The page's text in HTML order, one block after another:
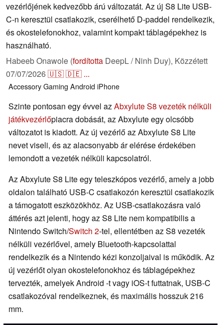
vezérlőjének kedvezőbb árú változatát. Az új S8 Lite USB-
C-n keresztül csatlakozik, cserélhető D-paddel rendelkezik,
és okostelefonokhoz, valamint kompakt táblagépekhez is
használható.
Habeeb Onawole (fordította DeepL / Ninh Duy), Közzétett
07/07/2026🇺🇸🇩🇪 ...
AccessoryGaming AndroidiPhone
Szinte pontosan egy évvel azAbxylute S8 vezeték nélküli
játékvezérlőpiacra dobását, az Abxylute egy olcsóbb
változatot is kiadott. Az új vezérlő az Abxylute S8 Lite
nevet viseli, és az alacsonyabb ár elérése érdekében
lemondott a vezeték nélküli kapcsolatról.
Az Abxylute S8 Lite egy teleszkópos vezérlő, amely a jobb
oldalon található USB-C csatlakozón keresztül csatlakozik
a támogatott eszközökhöz. Az USB-csatlakozásra való
áttérés azt jelenti, hogy az S8 Lite nem kompatibilis a
Nintendo Switch/Switch 2-tel, ellentétben az S8 vezeték
nélküli vezérlővel, amely Bluetooth-kapcsolattal
rendelkezik és a Nintendo kézi konzoljaival is működik. Az
új vezérlőt olyan okostelefonokhoz és táblagépekhez
tervezték, amelyek Android -t vagy iOS-t futtatnak, USB-C
csatlakozóval rendelkeznek, és maximális hosszuk 216
mm.